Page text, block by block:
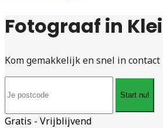
Fotograaf in
Kom gemakkelijk en snel in contact
Start nu!
Gratis - Vrijblijvend